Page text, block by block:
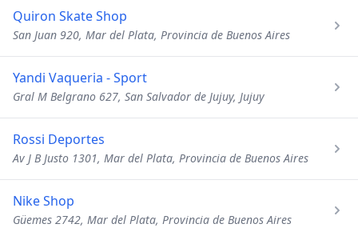
Quiron Skate Shop
San Juan 920, Mar del Plata, Provincia de Buenos Aires
Yandi Vaqueria - Sport
Gral M Belgrano 627, San Salvador de Jujuy, Jujuy
Rossi Deportes
Av J B Justo 1301, Mar del Plata, Provincia de Buenos Aires
Nike Shop
Güemes 2742, Mar del Plata, Provincia de Buenos Aires